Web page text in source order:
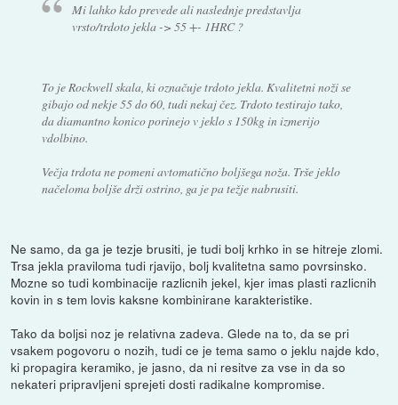
Mi lahko kdo prevede ali naslednje predstavlja
vrsto/trdoto jekla -> 55 +- 1HRC ?
To je Rockwell skala, ki označuje trdoto jekla. Kvalitetni noži se
gibajo od nekje 55 do 60, tudi nekaj čez. Trdoto testirajo tako,
da diamantno konico porinejo v jeklo s 150kg in izmerijo
vdolbino.
Večja trdota ne pomeni avtomatično boljšega noža. Trše jeklo
načeloma boljše drži ostrino, ga je pa težje nabrusiti.
Ne samo, da ga je tezje brusiti, je tudi bolj krhko in se hitreje zlomi.
Trsa jekla praviloma tudi rjavijo, bolj kvalitetna samo povrsinsko.
Mozne so tudi kombinacije razlicnih jekel, kjer imas plasti razlicnih
kovin in s tem lovis kaksne kombinirane karakteristike.
Tako da boljsi noz je relativna zadeva. Glede na to, da se pri
vsakem pogovoru o nozih, tudi ce je tema samo o jeklu najde kdo,
ki propagira keramiko, je jasno, da ni resitve za vse in da so
nekateri pripravljeni sprejeti dosti radikalne kompromise.